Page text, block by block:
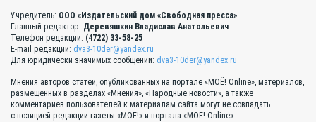
Учредитель: ООО «Издательский дом «Свободная пресса»
Главный редактор: Деревяшкин Владислав Анатольевич
Телефон редакции: (4722) 33-58-25
E-mail редакции: dva3-10der@yandex.ru
Для юридически значимых сообщений: dva3-10der@yandex.ru
Мнения авторов статей, опубликованных на портале «МОЁ! Online», материалов,
размещённых в разделах «Мнения», «Народные новости», а также
комментариев пользователей к материалам сайта могут не совпадать
с позицией редакции газеты «МОЁ!» и портала «МОЁ! Online».